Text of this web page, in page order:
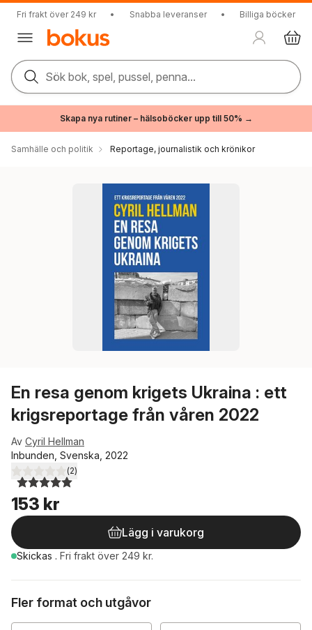
Fri frakt över 249 kr • Snabba leveranser • Billiga böcker
Sök bok, spel, pussel, penna...
Skapa nya rutiner – hälsoböcker upp till 50% →
Samhälle och politik Reportage, journalistik och krönikor
En resa genom krigets Ukraina : ett
krigsreportage från våren 2022
Av Cyril Hellman
Inbunden, Svenska, 2022
5,0utav 5 stjärnor. Totalt antal röster:
(2)
153 kr
Lägg i varukorg
Skickas . Fri frakt över 249 kr.
Fler format och utgåvor